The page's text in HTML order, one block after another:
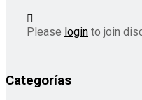
Please login to join
Categorías